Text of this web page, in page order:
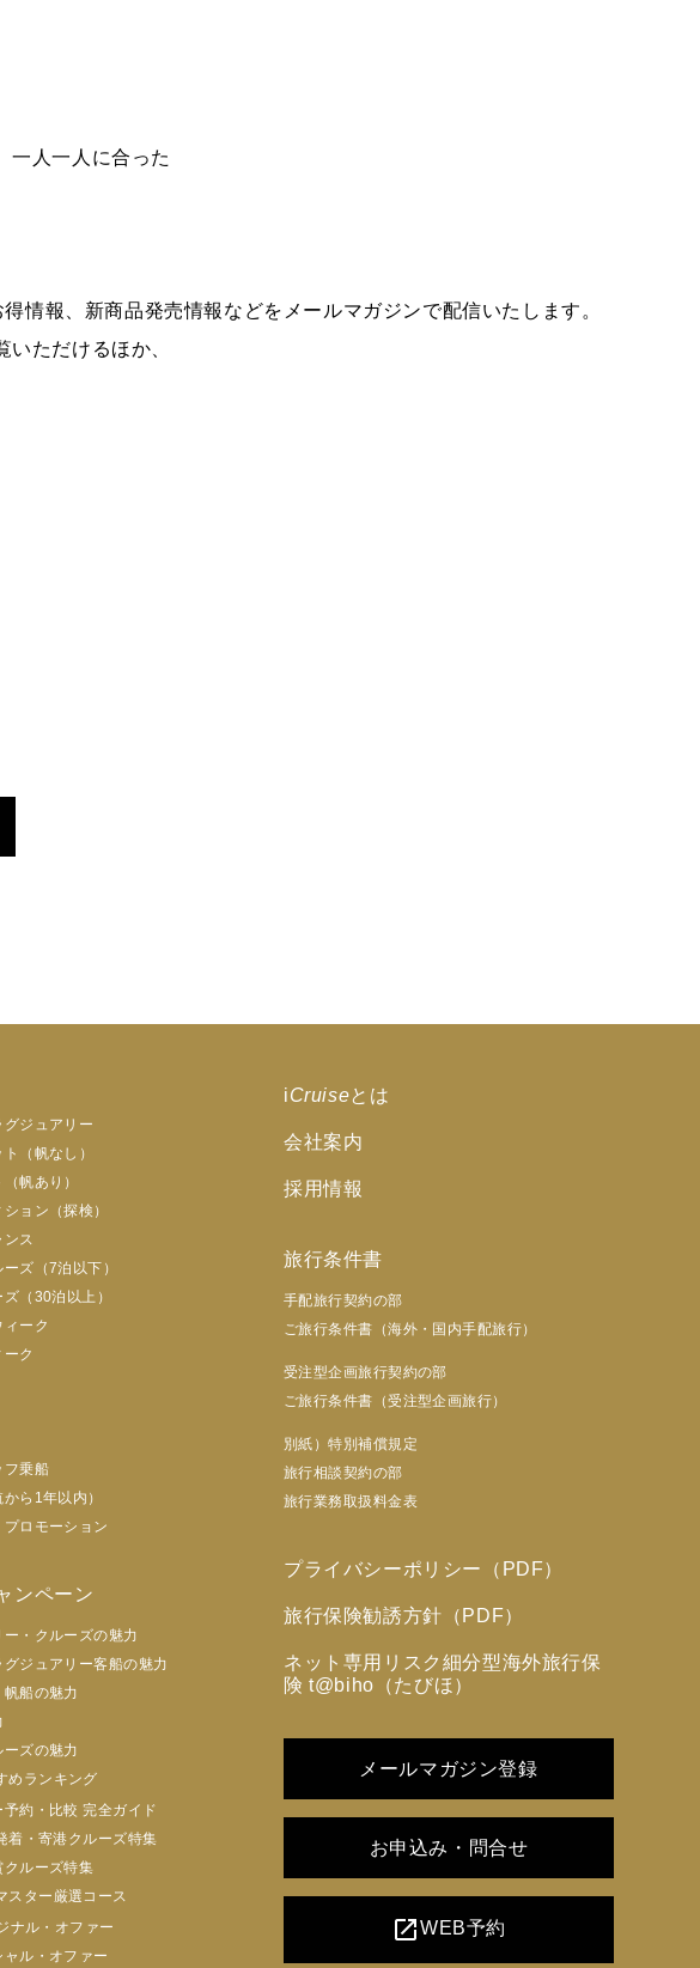
一人一人に合った
情報、新商品発売情報などをメールマガジンで配信いたします。
ただけるほか、
グジュアリー
（帆なし）
帆あり）
ョン（探検）
ス
ズ（7泊以下）
（30泊以上）
ーク
ク
フ乗船
ら1年以内）
プロモーション
ンペーン
・クルーズの魅力
グジュアリー客船の魅力
帆船の魅力
ーズの魅力
めランキング
予約・比較 完全ガイド
着・寄港クルーズ特集
クルーズ特集
スター厳選コース
ナル・オファー
ル・オファー
iCruiseとは
会社案内
採用情報
旅行条件書
手配旅行契約の部
ご旅行条件書（海外・国内手配旅行）
受注型企画旅行契約の部
ご旅行条件書（受注型企画旅行）
別紙）特別補償規定
旅行相談契約の部
旅行業務取扱料金表
プライバシーポリシー（PDF）
旅行保険勧誘方針（PDF）
ネット専用リスク細分型海外旅行保
険 t@biho（たびほ）
メールマガジン登録
お申込み・問合せ
open_in_newWEB予約